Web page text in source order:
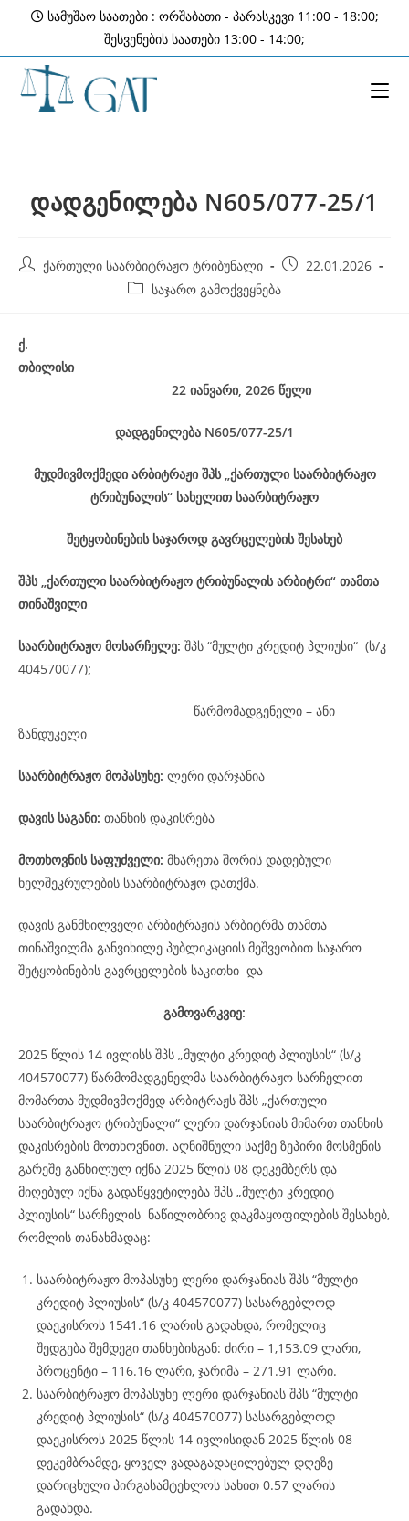
content
სამუშაო საათები : ორშაბათი - პარასკევი 11:00 - 18:00;
შესვენების საათები 13:00 - 14:00;
დადგენილება N605/077-25/1
Post ქართული საარბიტრაჟო ტრიბუნალი
Post 22.01.2026
Post საჯარო გამოქვეყნება
ქ.
თბილისი
22 იანვარი, 2026 წელი
დადგენილება N605/077-25/1
მუდმივმოქმედი არბიტრაჟი შპს „ქართული საარბიტრაჟო
ტრიბუნალის“ სახელით საარბიტრაჟო
შეტყობინების საჯაროდ გავრცელების შესახებ
შპს „ქართული საარბიტრაჟო ტრიბუნალის არბიტრი“ თამთა
თინაშვილი
საარბიტრაჟო მოსარჩელე: შპს “მულტი კრედიტ პლიუსი“ (ს/კ
404570077);
წარმომადგენელი – ანი
ზანდუკელი
საარბიტრაჟო მოპასუხე: ლერი დარჯანია
დავის საგანი: თანხის დაკისრება
მოთხოვნის საფუძველი: მხარეთა შორის დადებული
ხელშეკრულების საარბიტრაჟო დათქმა.
დავის განმხილველი არბიტრაჟის არბიტრმა თამთა
თინაშვილმა განვიხილე პუბლიკაციის მეშვეობით საჯარო
შეტყობინების გავრცელების საკითხი და
გამოვარკვიე:
2025 წლის 14 ივლისს შპს „მულტი კრედიტ პლიუსის“ (ს/კ
404570077) წარმომადგენელმა საარბიტრაჟო სარჩელით
მომართა მუდმივმოქმედ არბიტრაჟს შპს „ქართული
საარბიტრაჟო ტრიბუნალი“ ლერი დარჯანიას მიმართ თანხის
დაკისრების მოთხოვნით. აღნიშნული საქმე ზეპირი მოსმენის
გარეშე განხილულ იქნა 2025 წლის 08 დეკემბერს და
მიღებულ იქნა გადაწყვეტილება შპს „მულტი კრედიტ
პლიუსის“ სარჩელის ნაწილობრივ დაკმაყოფილების შესახებ,
რომლის თანახმადაც:
საარბიტრაჟო მოპასუხე ლერი დარჯანიას შპს “მულტი
კრედიტ პლიუსის“ (ს/კ 404570077) სასარგებლოდ
დაეკისროს 1541.16 ლარის გადახდა, რომელიც
შედგება შემდეგი თანხებისგან: ძირი – 1,153.09 ლარი,
პროცენტი – 116.16 ლარი, ჯარიმა – 271.91 ლარი.
საარბიტრაჟო მოპასუხე ლერი დარჯანიას შპს “მულტი
კრედიტ პლიუსის“ (ს/კ 404570077) სასარგებლოდ
დაეკისროს 2025 წლის 14 ივლისიდან 2025 წლის 08
დეკემბრამდე, ყოველ ვადაგადაცილებულ დღეზე
დარიცხული პირგასამტეხლოს სახით 0.57 ლარის
გადახდა.